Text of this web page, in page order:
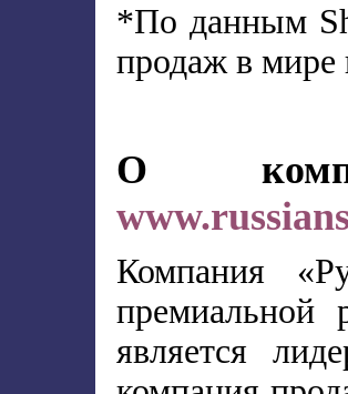
*По данным
продаж в мире
О
Компания
премиальной
является